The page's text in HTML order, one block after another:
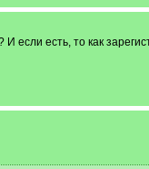
если есть, то как